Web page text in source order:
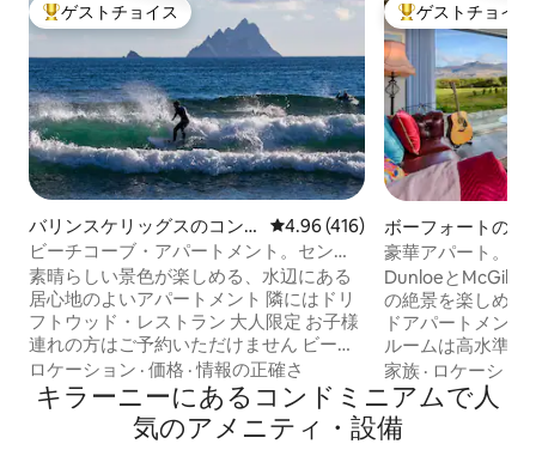
大好評のゲストチョイスです。
ゲストチョイス
バリンスケリッグスのコン
ドミニアム
レビュー416件、5つ星中4.96つ
4.96 (416)
ビーチコーブ・アパートメント。セン
ト・フィナンズ・ベイ。バリンスケリッ
クス
素晴らしい景色が楽しめる、水辺にある
居心地のよいアパートメント 隣にはドリ
フトウッド・レストラン 大人限定 お子様
連れの方はご予約いただけません ビーチ
まで20メートルという最高のロケーショ
ン Skellig Falconによるスケリグ諸島への
ボート旅行（地元の桟橋から車で1分）
Skellig Chocolate 500メートル スケリッ
ロケーション · 価格 ·情報の正確さ
大好評のゲスト
ゲストチョイス
ボーフォートのコ
ム
豪華アパート。ダ
ャップの眺め
Dunloeと
の絶景を楽しめる
ドアパートメン
ルームは高水準に
晴れてくつろげる
ッチン＆ラウン
を楽しむための1
す。 新しいキッ
家族 · ロケーショ
キラーニーにあるコンドミニアムで人
気のアメニティ・設備